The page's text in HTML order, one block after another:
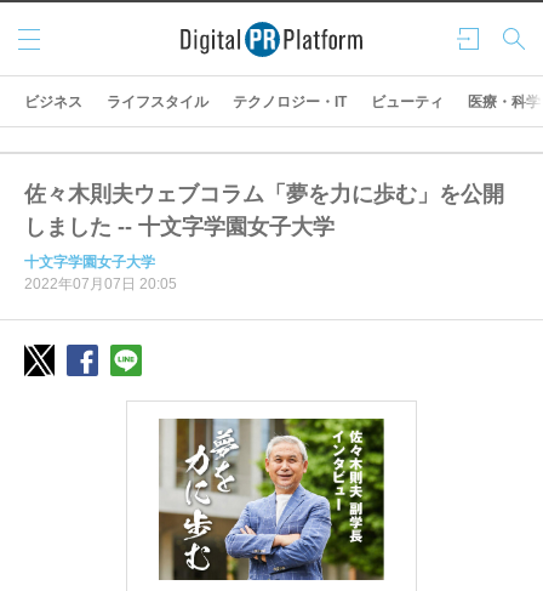
ログ
イン
検索
メニ
ュー
ビジネス ライフスタイル テクノロジー・IT ビューティ 医療・科学
佐々木則夫ウェブコラム「夢を力に歩む」を公開
しました -- 十文字学園女子大学
十文字学園女子大学
2022年07月07日 20:05